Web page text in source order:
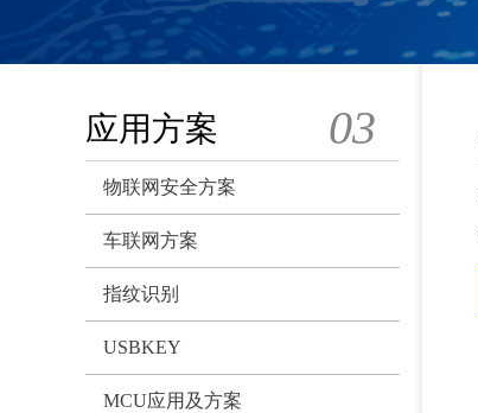
应用方案 03
物联网安全方案
车联网方案
指纹识别
USBKEY
MCU应用及方案